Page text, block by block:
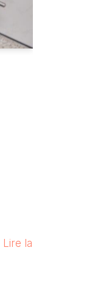
Lire la